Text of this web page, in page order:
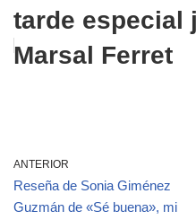
tarde especial
Marsal Ferret
ANTERIOR
Reseña de Sonia Giménez
Guzmán de «Sé buena», mi